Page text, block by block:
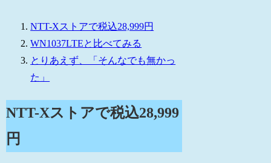
NTT-Xストアで税込28,999円
WN1037LTEと比べてみる
とりあえず、「そんなでも無かっ
た」
NTT-Xストアで税込28,999
円